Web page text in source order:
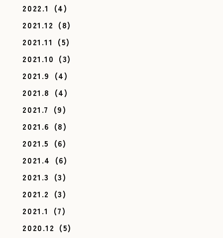
2022.1
(4)
2021.12 (8)
2021.11 (5)
2021.10 (3)
2021.9 (4)
2021.8 (4)
2021.7 (9)
2021.6 (8)
2021.5 (6)
2021.4 (6)
2021.3 (3)
2021.2 (3)
2021.1
(7)
2020.12 (5)